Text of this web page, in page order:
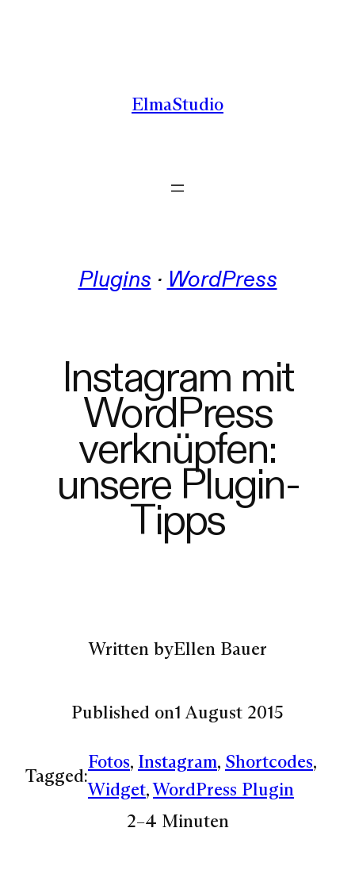
ElmaStudio
Plugins · WordPress
Instagram mit
WordPress
verknüpfen:
unsere Plugin-
Tipps
Written byEllen Bauer
Published on1 August 2015
Tagged:
Fotos, Instagram, Shortcodes
Widget, WordPress Plugin
2–4 Minuten